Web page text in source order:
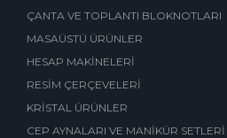
ÇANTA VE TOPLANTI BLOKNOTLARI
MASAÜSTÜ ÜRÜNLER
HESAP MAKİNELERİ
RESİM ÇERÇEVELERİ
KRİSTAL ÜRÜNLER
CEP AYNALARI VE MANİKÜR SETLERİ